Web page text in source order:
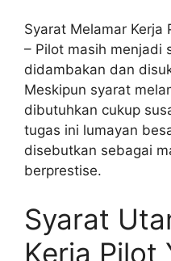
Syarat Melamar Kerja
– Pilot masih menjadi
didambakan dan
Meskipun syarat
dibutuhkan cukup
tugas ini lumayan
disebutkan sebagai
berprestise.
Syarat
Kerja Pilot